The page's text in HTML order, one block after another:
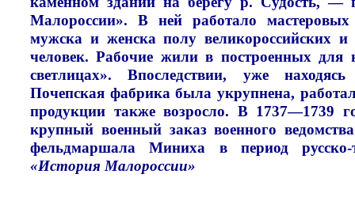
Малороссии». В ней работало
мужска и женска полу великороссийских и
человек. Рабочие жили в построенных для
светлицах». Впоследствии, уже
Почепская фабрика была укрупнена,
продукции также возросло. В 1737—1739
крупный военный заказ военного
фельдмаршала Миниха в период
«История Малороссии»